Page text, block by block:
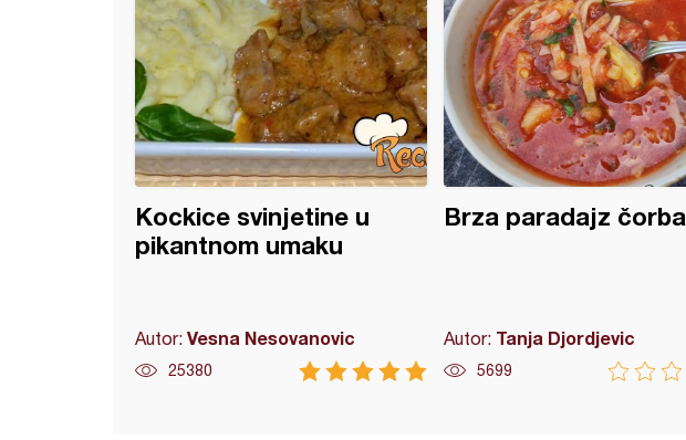
Kockice svinjetine u
pikantnom umaku
Autor: Vesna Nesovanovic
25380
Brza paradajz čorba
Autor: Tanja Djordjevic
5699